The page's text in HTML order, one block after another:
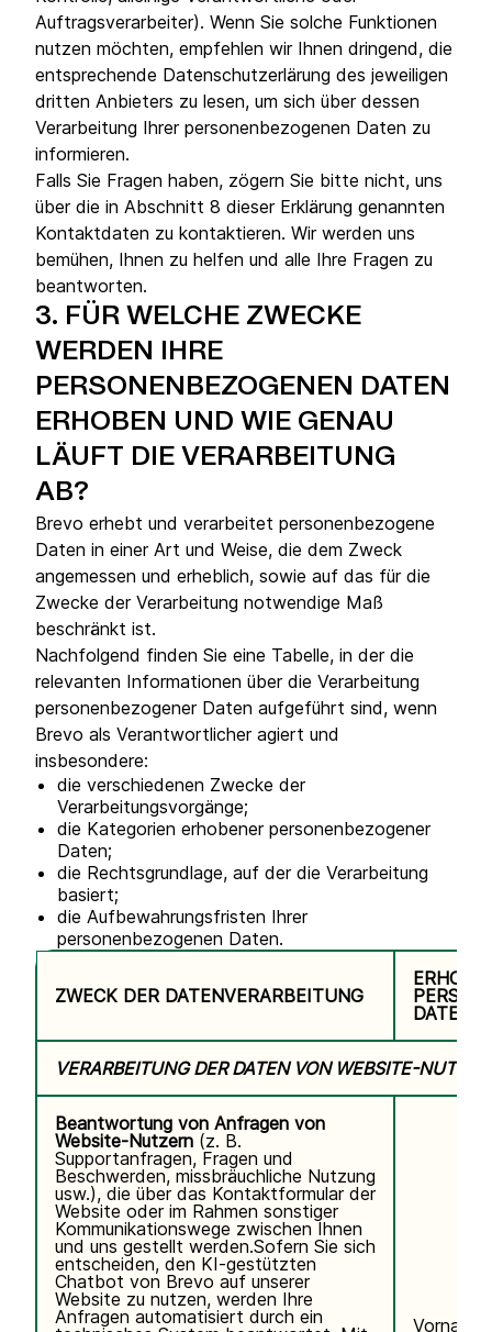
Auftragsverarbeiter). Wenn Sie solche Funktionen
nutzen möchten, empfehlen wir Ihnen dringend, die
entsprechende Datenschutzerlärung des jeweiligen
dritten Anbieters zu lesen, um sich über dessen
Verarbeitung Ihrer personenbezogenen Daten zu
informieren.
Falls Sie Fragen haben, zögern Sie bitte nicht, uns
über die in Abschnitt 8 dieser Erklärung genannten
Kontaktdaten zu kontaktieren. Wir werden uns
bemühen, Ihnen zu helfen und alle Ihre Fragen zu
beantworten.
3. FÜR WELCHE ZWECKE
WERDEN IHRE
PERSONENBEZOGENEN DATEN
ERHOBEN UND WIE GENAU
LÄUFT DIE VERARBEITUNG
AB?
Brevo erhebt und verarbeitet personenbezogene
Daten in einer Art und Weise, die dem Zweck
angemessen und erheblich, sowie auf das für die
Zwecke der Verarbeitung notwendige Maß
beschränkt ist.
Nachfolgend finden Sie eine Tabelle, in der die
relevanten Informationen über die Verarbeitung
personenbezogener Daten aufgeführt sind, wenn
Brevo als Verantwortlicher agiert und
insbesondere:
die verschiedenen Zwecke der
Verarbeitungsvorgänge;
die Kategorien erhobener personenbezogener
Daten;
die Rechtsgrundlage, auf der die Verarbeitung
basiert;
die Aufbewahrungsfristen Ihrer
personenbezogenen Daten.
ZWECK DER DATENVERARBEITUNG
DATEN
VERARBEITUNG DER DATEN VON WEBSITE-
Beantwortung von Anfragen von
Website-Nutzern (z. B.
Supportanfragen, Fragen und
Beschwerden, missbräuchliche Nutzung
usw.), die über das Kontaktformular der
Website oder im Rahmen sonstiger
Kommunikationswege zwischen Ihnen
und uns gestellt werden.Sofern Sie sich
entscheiden, den KI-gestützten
Chatbot von Brevo auf unserer
Website zu nutzen, werden Ihre
Anfragen automatisiert durch ein